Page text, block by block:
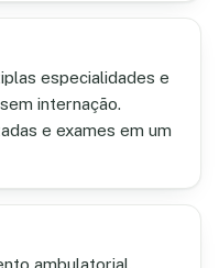
especialidades e
internação.
e exames em um
ambulatorial,